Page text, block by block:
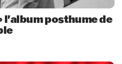
l'album posthume de